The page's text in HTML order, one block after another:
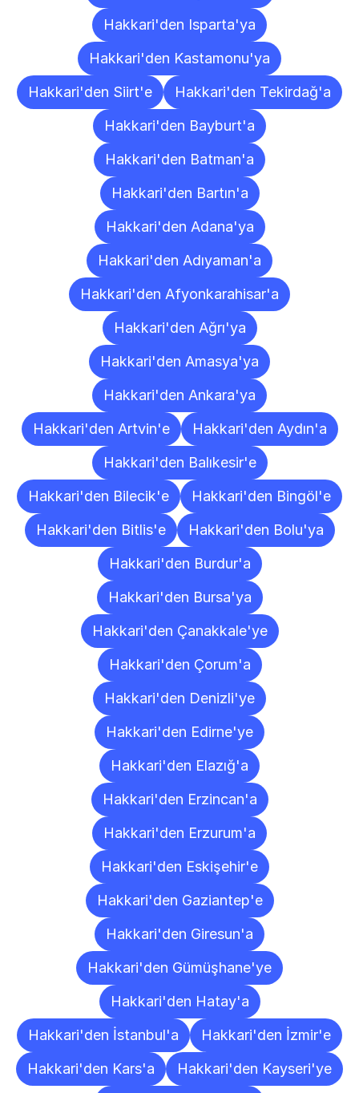
Hakkari'den Isparta'ya
Hakkari'den Kastamonu'ya
Hakkari'den Siirt'e
Hakkari'den Tekirdağ'a
Hakkari'den Bayburt'a
Hakkari'den Batman'a
Hakkari'den Bartın'a
Hakkari'den Adana'ya
Hakkari'den Adıyaman'a
Hakkari'den Afyonkarahisar'a
Hakkari'den Ağrı'ya
Hakkari'den Amasya'ya
Hakkari'den Ankara'ya
Hakkari'den Artvin'e
Hakkari'den Aydın'a
Hakkari'den Balıkesir'e
Hakkari'den Bilecik'e
Hakkari'den Bingöl'e
Hakkari'den Bitlis'e
Hakkari'den Bolu'ya
Hakkari'den Burdur'a
Hakkari'den Bursa'ya
Hakkari'den Çanakkale'ye
Hakkari'den Çorum'a
Hakkari'den Denizli'ye
Hakkari'den Edirne'ye
Hakkari'den Elazığ'a
Hakkari'den Erzincan'a
Hakkari'den Erzurum'a
Hakkari'den Eskişehir'e
Hakkari'den Gaziantep'e
Hakkari'den Giresun'a
Hakkari'den Gümüşhane'ye
Hakkari'den Hatay'a
Hakkari'den İstanbul'a
Hakkari'den İzmir'e
Hakkari'den Kars'a
Hakkari'den Kayseri'ye